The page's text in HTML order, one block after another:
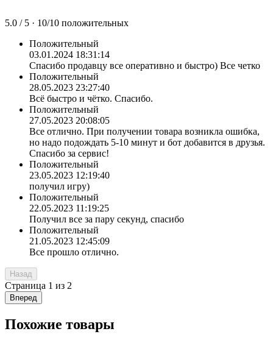
5.0 / 5 · 10/10 положительных
Положительный
03.01.2024 18:31:14
Спасибо продавцу все оперативно и быстро) Все четко
Положительный
28.05.2023 23:27:40
Всё быстро и чётко. Спасибо.
Положительный
27.05.2023 20:08:05
Все отлично. При получении товара возникла ошибка,
но надо подождать 5-10 минут и бот добавится в друзья.
Спасибо за сервис!
Положительный
23.05.2023 12:19:40
получил игру)
Положительный
22.05.2023 11:19:25
Получил все за пару секунд, спасибо
Положительный
21.05.2023 12:45:09
Все прошло отлично.
Назад
Страница 1 из 2
Вперед
Похожие товары